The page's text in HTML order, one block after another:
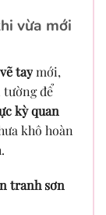
vừa mới
taymới,
tường để
kỳ quan
khô hoàn
tranh sơn